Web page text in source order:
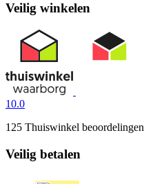
Veilig winkelen
10.0
125 Thuiswinkel beoordelingen
Veilig betalen